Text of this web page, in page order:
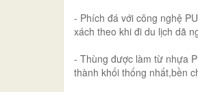
- Phích đá với công nghệ
xách theo khi đi du lịch dã
- Thùng được làm từ nhựa
thành khối thống nhất,bền